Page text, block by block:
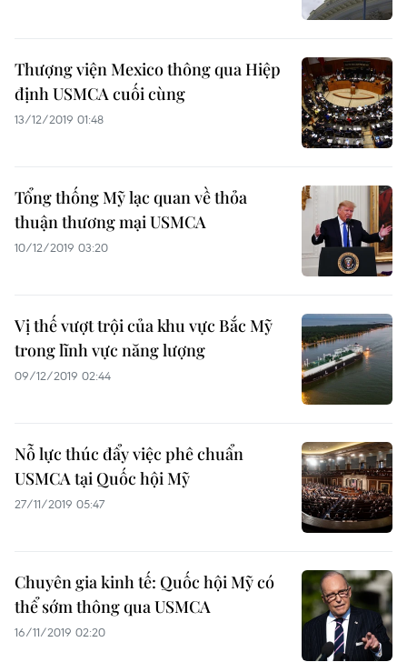
Thượng viện Mexico thông qua Hiệp
định USMCA cuối cùng
13/12/2019 01:48
Tổng thống Mỹ lạc quan về thỏa
thuận thương mại USMCA
10/12/2019 03:20
Vị thế vượt trội của khu vực Bắc Mỹ
trong lĩnh vực năng lượng
09/12/2019 02:44
Nỗ lực thúc đẩy việc phê chuẩn
USMCA tại Quốc hội Mỹ
27/11/2019 05:47
Chuyên gia kinh tế: Quốc hội Mỹ có
thể sớm thông qua USMCA
16/11/2019 02:20